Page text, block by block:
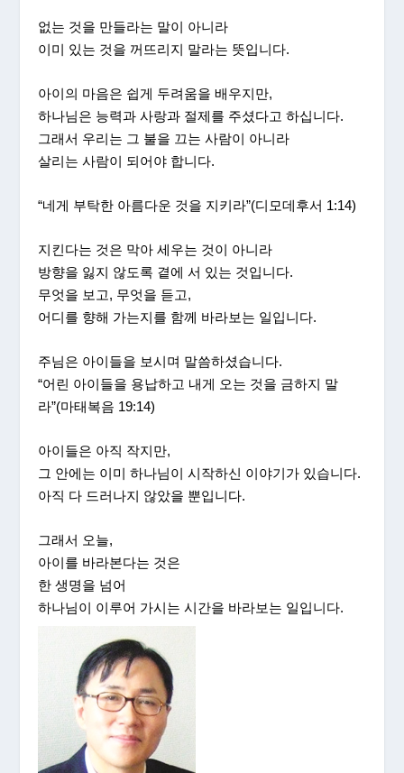
없는 것을 만들라는 말이 아니라
이미 있는 것을 꺼뜨리지 말라는 뜻입니다.
아이의 마음은 쉽게 두려움을 배우지만,
하나님은 능력과 사랑과 절제를 주셨다고 하십니다.
그래서 우리는 그 불을 끄는 사람이 아니라
살리는 사람이 되어야 합니다.
“네게 부탁한 아름다운 것을 지키라”(디모데후서 1:14)
지킨다는 것은 막아 세우는 것이 아니라
방향을 잃지 않도록 곁에 서 있는 것입니다.
무엇을 보고, 무엇을 듣고,
어디를 향해 가는지를 함께 바라보는 일입니다.
주님은 아이들을 보시며 말씀하셨습니다.
“어린 아이들을 용납하고 내게 오는 것을 금하지 말
라”(마태복음 19:14)
아이들은 아직 작지만,
그 안에는 이미 하나님이 시작하신 이야기가 있습니다.
아직 다 드러나지 않았을 뿐입니다.
그래서 오늘,
아이를 바라본다는 것은
한 생명을 넘어
하나님이 이루어 가시는 시간을 바라보는 일입니다.